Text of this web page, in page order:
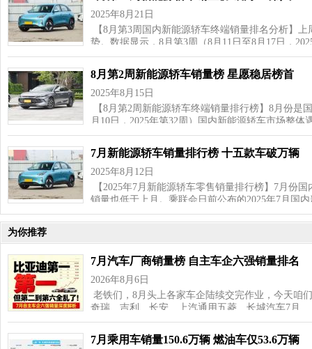
2025年8月21日
【8月第3周国内新能源轿车终端销量排名分析】
势。数据显示，8月第3周（8月11日至8月17日，
8月第2周新能源轿车销量榜 星愿稳居榜首
2025年8月15日
【8月第2周新能源轿车终端销量排行榜】8月份是
月10日，2025年第32周）国内新能源轿车市场整
7月新能源轿车销量排行榜 十五款车破万辆
2025年8月12日
【2025年7月新能源轿车零售销量排行榜】7月份
销量也低于上月。乘联会日前公布的2025年7月国
为你推荐
7月汽车厂商销量榜 自主车企六强销量排名
2026年8月6日
老铁们，8月头上各家车企陆续交完作业，今天
奇瑞、吉利、长安、上汽通用五菱、长城汽车7月…
7月乘用车销量150.6万辆 燃油车仅53.6万辆